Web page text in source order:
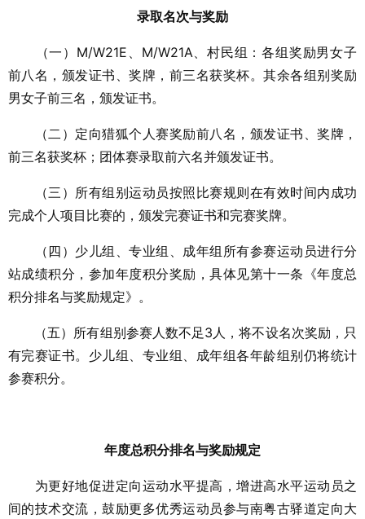
录取名次与奖励
（一） M/W21E、M/W21A、村民组：各组奖励男女子
前八名，颁发证书、奖牌，前三名获奖杯。其余各组别奖励
男女子前三名，颁发证书。
（二）定向猎狐个人赛奖励前八名，颁发证书、奖牌，
前三名获奖杯；团体赛录取前六名并颁发证书。
（三）所有组别运动员按照比赛规则在有效时间内成功
完成个人项目比赛的，颁发完赛证书和完赛奖牌。
（四）少儿组、专业组、成年组所有参赛运动员进行分
站成绩积分，参加年度积分奖励，具体见第十一条《年度总
积分排名与奖励规定》。
（五）所有组别参赛人数不足3人，将不设名次奖励，只
有完赛证书。少儿组、专业组、成年组各年龄组别仍将统计
参赛积分。
年度总积分排名与奖励规定
为更好地促进定向运动水平提高，增进高水平运动员之
间的技术交流，鼓励更多优秀运动员参与南粤古驿道定向大